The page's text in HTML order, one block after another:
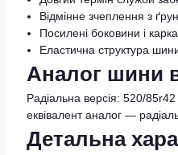
Відмінне зчеплення з
Посилені боковини і
Еластична структура
Аналог шини
Радіальна версія: 520/
еквівалент аналог —
Детальна